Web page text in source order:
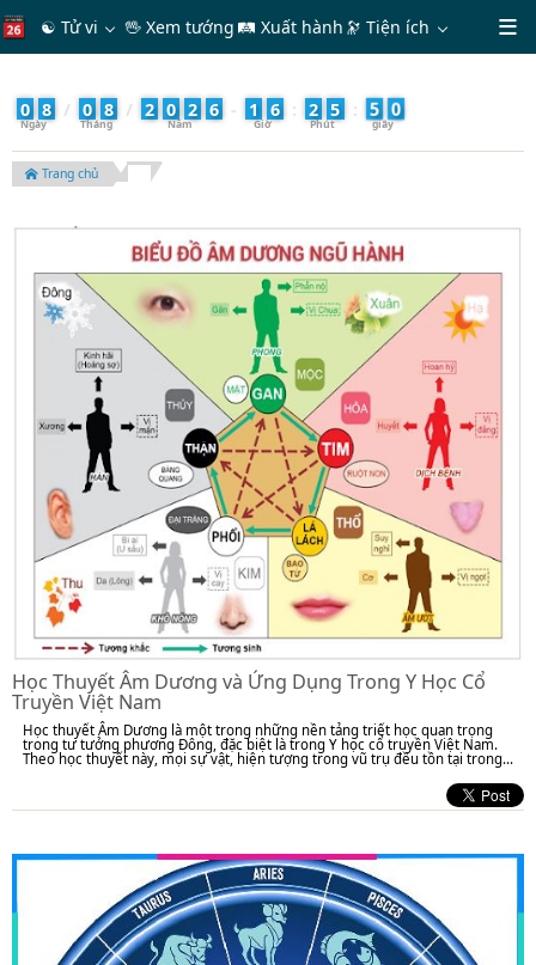
☯ Tử vi 🖖 Xem tướng 🛤 Xuất hành 🔭Tiện ích
0 8 / 0 8 / 2 0 2 6 - 1 6 : 2 5 : 5 2
Trang chủ
Học Thuyết Âm Dương và Ứng Dụng Trong Y Học Cổ
Truyền Việt Nam
Học thuyết Âm Dương là một trong những nền tảng triết học quan trọng
trong tư tưởng phương Đông, đặc biệt là trong Y học cổ truyền Việt Nam.
Theo học thuyết này, mọi sự vật, hiện tượng trong vũ trụ đều tồn tại trong...